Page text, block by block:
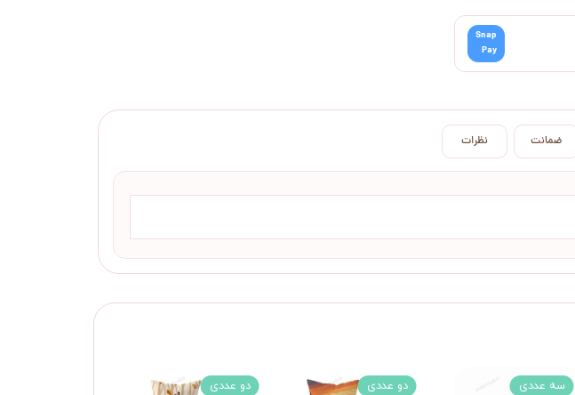
Snap
Pay
ضمانت نظرات
دو عددی دو عددی سه عددی